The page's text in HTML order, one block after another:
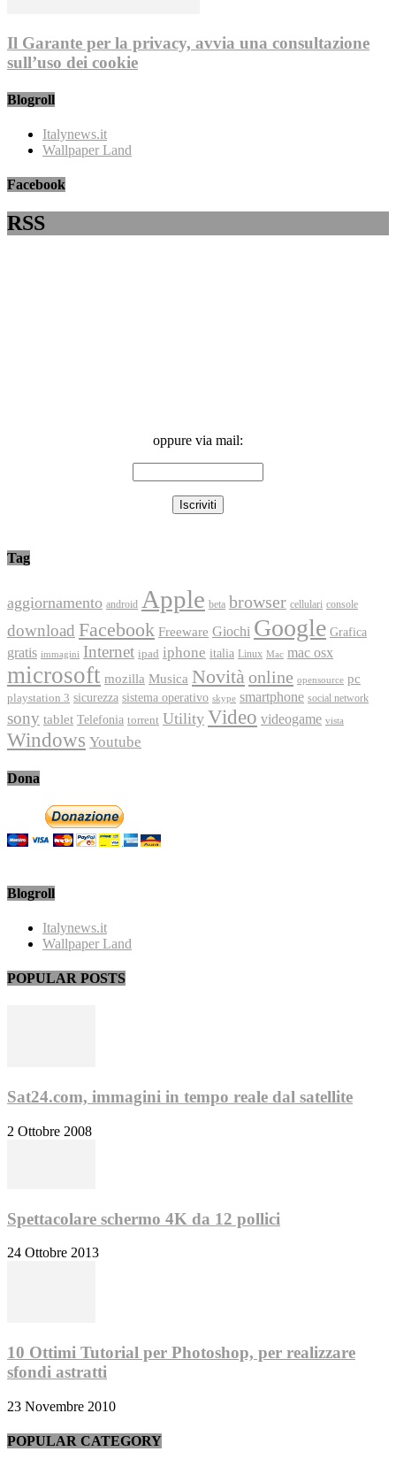
Il Garante per la privacy, avvia una consultazione
sull’uso dei cookie
Blogroll
Italynews.it
Wallpaper Land
Facebook
RSS
oppure via mail:
Tag
aggiornamento android Apple beta browser cellulari console
download Facebook Freeware Giochi Google Grafica
gratis immagini Internet ipad iphone italia Linux Mac mac osx
microsoft mozilla Musica Novità online opensource pc
playstation 3 sicurezza sistema operativo skype smartphone social network
sony tablet Telefonia torrent Utility Video videogame vista
Windows Youtube
Dona
Blogroll
Italynews.it
Wallpaper Land
POPULAR POSTS
Sat24.com, immagini in tempo reale dal satellite
2 Ottobre 2008
Spettacolare schermo 4K da 12 pollici
24 Ottobre 2013
10 Ottimi Tutorial per Photoshop, per realizzare
sfondi astratti
23 Novembre 2010
POPULAR CATEGORY